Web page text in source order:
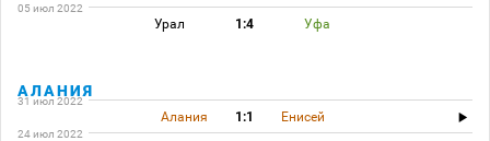
05 июл 2022
Урал 1:4 Уфа
АЛАНИЯ
31 июл 2022
Алания 1:1 Енисей
24 июл 2022